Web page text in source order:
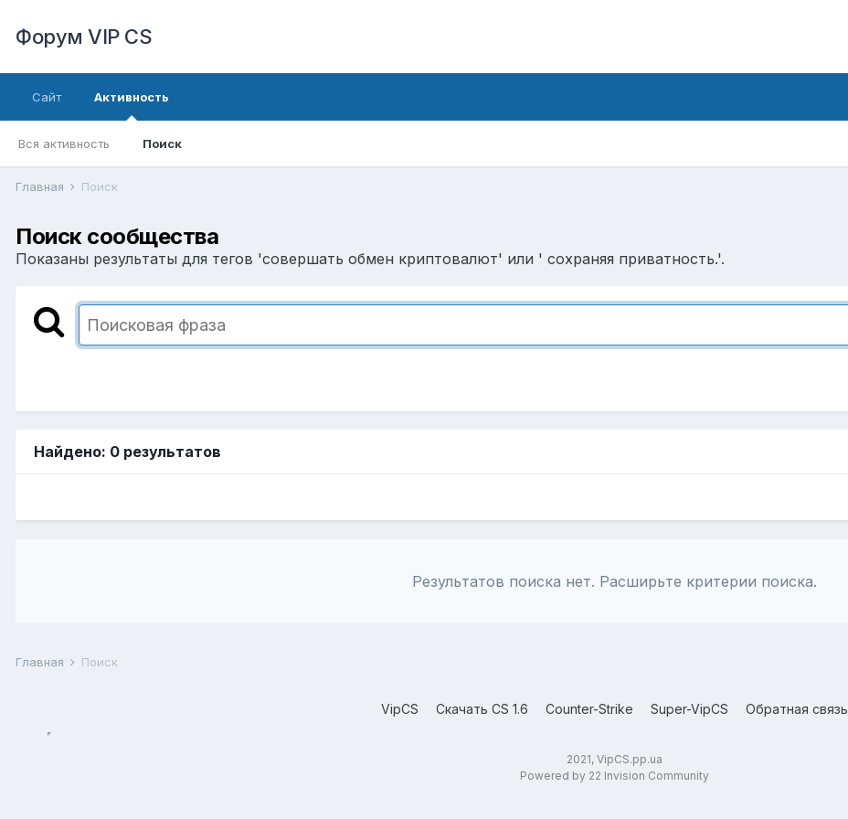
Форум VIP CS
Сайт Активность
Вся активность Поиск
Главная Поиск
Поиск сообщества
Показаны результаты для тегов 'совершать обмен криптовалют' или ' сохраняя приватность.'.
Найдено: 0 результатов
Результатов поиска нет. Расширьте критерии поиска.
Главная Поиск
VipCS Скачать CS 1.6 Counter-Strike Super-VipCS Обратная связь
2021, VipCS.pp.ua
Powered by 22 Invision Community